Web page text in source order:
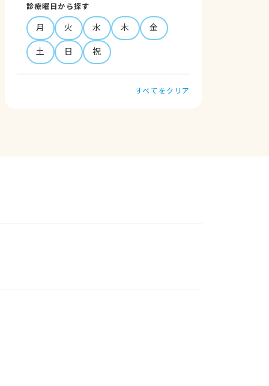
診療曜日から探す
月 火 水 木
金
土
日 祝
すべてをクリア